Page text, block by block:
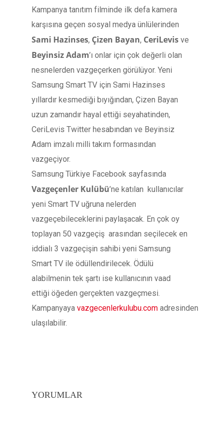
Kampanya tanıtım filminde ilk defa kamera
karşısına geçen sosyal medya ünlülerinden
Sami Hazinses, Çizen Bayan, CeriLevis ve
Beyinsiz Adam’ı onlar için çok değerli olan
nesnelerden vazgeçerken görülüyor. Yeni
Samsung Smart TV için Sami Hazinses
yıllardır kesmediği bıyığından, Çizen Bayan
uzun zamandır hayal ettiği seyahatinden,
CeriLevis Twitter hesabından ve Beyinsiz
Adam imzalı milli takım formasından
vazgeçiyor.
Samsung Türkiye Facebook sayfasında
Vazgeçenler Kulübü’ne katılan kullanıcılar
yeni Smart TV uğruna nelerden
vazgeçebileceklerini paylaşacak. En çok oy
toplayan 50 vazgeçiş arasından seçilecek en
iddialı 3 vazgeçişin sahibi yeni Samsung
Smart TV ile ödüllendirilecek. Ödülü
alabilmenin tek şartı ise kullanıcının vaad
ettiği öğeden gerçekten vazgeçmesi.
Kampanyaya vazgecenlerkulubu.com adresinden
ulaşılabilir.
YORUMLAR